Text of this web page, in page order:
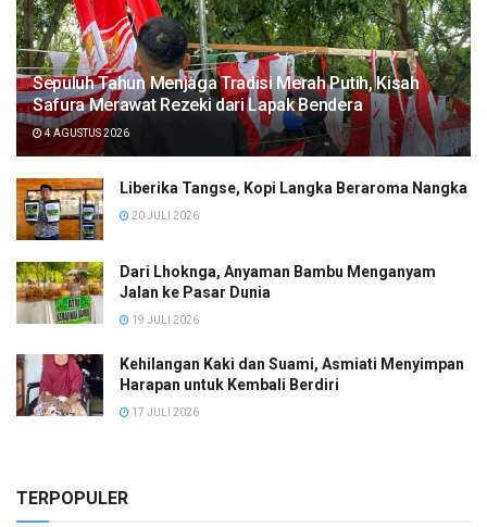
Sepuluh Tahun Menjaga Tradisi Merah Putih, Kisah
Safura Merawat Rezeki dari Lapak Bendera
4 AGUSTUS 2026
Liberika Tangse, Kopi Langka Beraroma Nangka
20 JULI 2026
Dari Lhoknga, Anyaman Bambu Menganyam
Jalan ke Pasar Dunia
19 JULI 2026
Kehilangan Kaki dan Suami, Asmiati Menyimpan
Harapan untuk Kembali Berdiri
17 JULI 2026
TERPOPULER